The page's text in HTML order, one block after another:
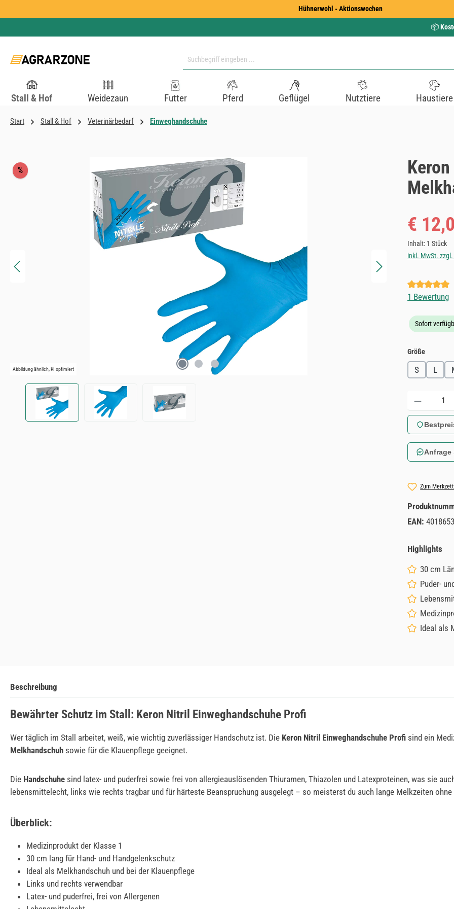
Hühnerwohl - Aktionswochen
📦
Stall & Hof Weidezaun Futter Pferd Geflügel Nutztiere Haustiere
Start Stall & Hof Veterinärbedarf Einweghandschuhe
Bildergalerie überspringen
%Rabatt
Abbildung ähnlich, KI optimiert
Verkaufspreis:
€
Inhalt: 1 Stück
inkl. MwSt. zzgl.
1 Bewertung
Sofort
Größeauswählen
S L
Produkt
Anfrage
Zum
EAN:
Highlights
30 cm
Puder-
Ideal als
Beschreibung
Bewährter Schutz im Stall: Keron Nitril Einweghandschuhe Profi
Wer täglich im Stall arbeitet, weiß, wie wichtig zuverlässiger Handschutz ist. Die Keron Nitril Einweghandschuhe Profi sind ein
Melkhandschuh sowie für die Klauenpflege geeignet.
Die Handschuhe sind latex- und puderfrei sowie frei von allergieauslösenden Thiuramen, Thiazolen und Latexproteinen, was sie
lebensmittelecht, links wie rechts tragbar und für härteste Beanspruchung ausgelegt – so meisterst du auch lange Melkzeiten
Überblick:
Medizinprodukt der Klasse 1
30 cm lang für Hand- und Handgelenkschutz
Ideal als Melkhandschuh und bei der Klauenpflege
Links und rechts verwendbar
Latex- und puderfrei, frei von Allergenen